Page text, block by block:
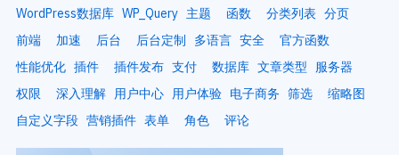
WordPress数据库 WP_Query 主题 函数 分类列表 分页
前端
加速 后台 后台定制 多语言 安全
官方函数
性能优化 插件 插件发布 支付 数据库 文章类型
服务器
权限
深入理解 用户中心 用户体验 电子商务 筛选
缩略图
自定义字段 营销插件 表单 角色 评论